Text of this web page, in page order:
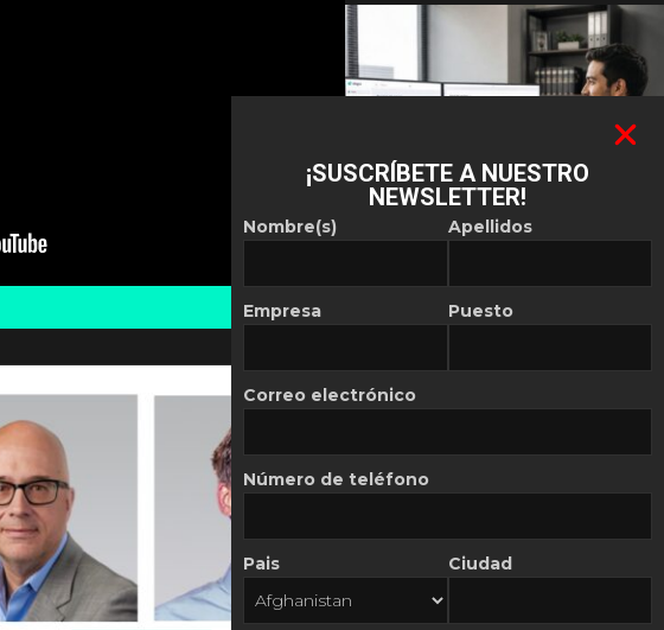
ES NOTICIA
Automatización de las
REDACCIÓN LATAM
ES NOTICIA
¡SUSCRÍBETE A NUESTRO
NEWSLETTER!
Nombre(s)
Empresa
Apellidos
Puesto
Correo electrónico
Número de teléfono
Pais Ciudad